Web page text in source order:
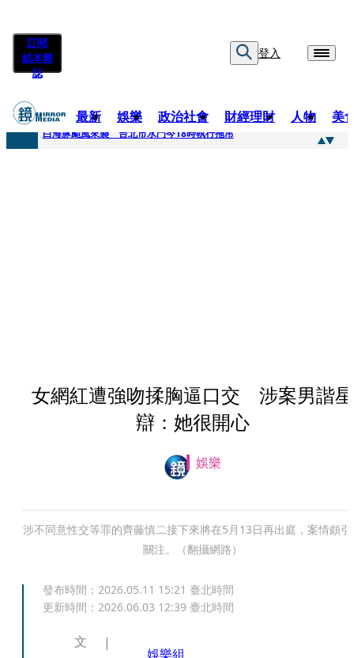
訂閱
紙本雜
誌
登入
最新 娛樂 政治社會 財經理財 人物 美
快訊
白海豚颱風來襲 台北市水門今18時執行拖吊
女網紅遭強吻揉胸逼口交 涉案男諧星
辯：她很開心
娛樂
涉不同意性交等罪的齊藤慎二接下來將在5月13日再出庭，案情頗
關注。（翻攝網路）
發布時間： 2026.05.11 15:21 臺北時間
更新時間： 2026.06.03 12:39 臺北時間
文
娛樂組